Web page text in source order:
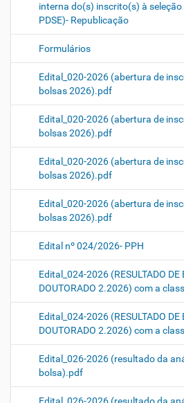
interna do(s) inscrito(s) à
PDSE)- Republicação
Formulários
Edital_020-2026 (abertura de
bolsas 2026).pdf
Edital_020-2026 (abertura de
bolsas 2026).pdf
Edital_020-2026 (abertura de
bolsas 2026).pdf
Edital_020-2026 (abertura de
bolsas 2026).pdf
Edital nº 024/2026- PPH
Edital_024-2026 (RESULTADO DE
DOUTORADO 2.2026) com a
Edital_024-2026 (RESULTADO DE
DOUTORADO 2.2026) com a
Edital_026-2026 (resultado da
bolsa).pdf